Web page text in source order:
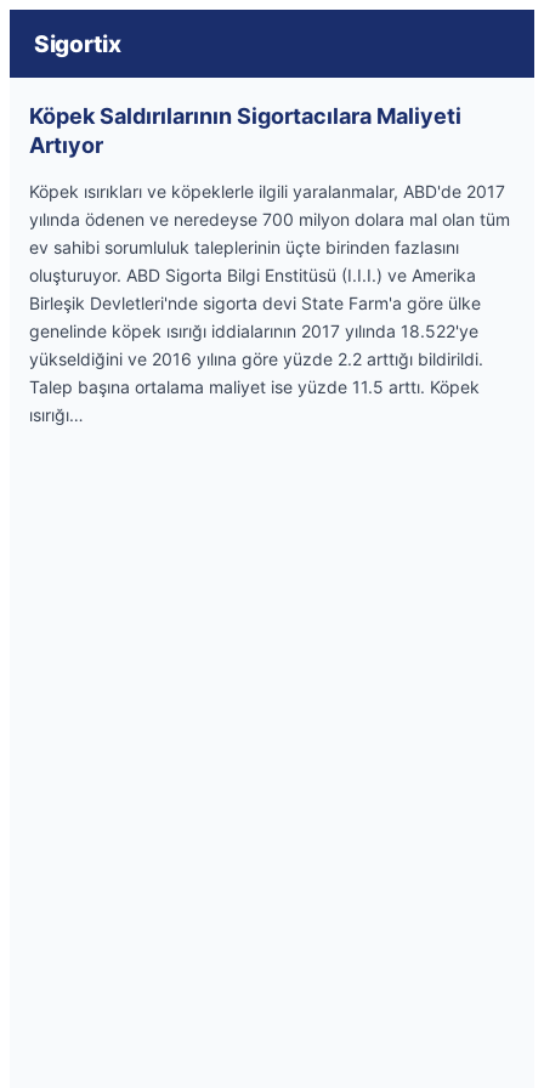
Sigortix
Köpek Saldırılarının Sigortacılara Maliyeti
Artıyor
Köpek ısırıkları ve köpeklerle ilgili yaralanmalar, ABD'de 2017
yılında ödenen ve neredeyse 700 milyon dolara mal olan tüm
ev sahibi sorumluluk taleplerinin üçte birinden fazlasını
oluşturuyor. ABD Sigorta Bilgi Enstitüsü (I.I.I.) ve Amerika
Birleşik Devletleri'nde sigorta devi State Farm'a göre ülke
genelinde köpek ısırığı iddialarının 2017 yılında 18.522'ye
yükseldiğini ve 2016 yılına göre yüzde 2.2 arttığı bildirildi.
Talep başına ortalama maliyet ise yüzde 11.5 arttı. Köpek
ısırığı…